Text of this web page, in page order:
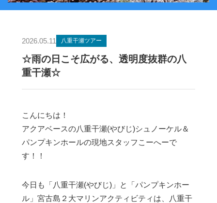
2026.05.11 八重干瀬ツアー
☆雨の日こそ広がる、透明度抜群の八
重干瀬☆
こんにちは！
アクアベースの八重干瀬(やびじ)シュノーケル＆
パンプキンホールの現地スタッフこーへーで
す！！
今日も「八重干瀬(やびじ)」と「パンプキンホー
ル」宮古島２大マリンアクティビティは、八重干